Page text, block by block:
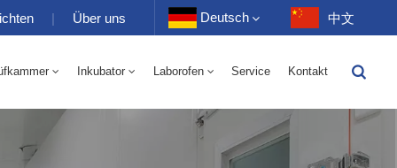
| Über uns Deutsch
Français
中文
Inkubator Laborofen Service Kontakt